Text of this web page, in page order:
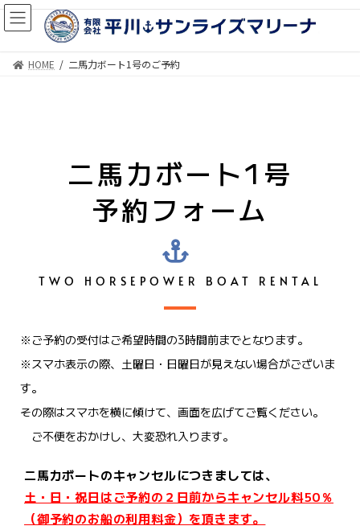
HOME 二馬力ボート1号のご予約
二馬力ボート1号
予約フォーム
TWO HORSEPOWER BOAT RENTAL
※ご予約の受付はご希望時間の3時間前までとなります。
※スマホ表示の際、土曜日・日曜日が見えない場合がございま
す。
その際はスマホを横に傾けて、画面を広げてご覧ください。
ご不便をおかけし、大変恐れ入ります。
二馬力ボートのキャンセルにつきましては、
土・日・祝日はご予約の２日前からキャンセル料50％
（御予約のお船の利用料金）を頂きます。